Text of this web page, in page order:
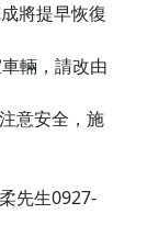
將提早恢復
輛，請改由
意安全，施
先生0927-